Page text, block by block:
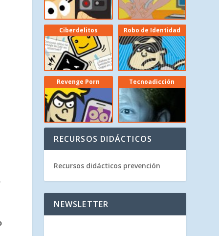
Ciberdelitos Robo de Identidad
Revenge Porn Tecnoadicción
RECURSOS DIDÁCTICOS
Recursos didácticos prevención
NEWSLETTER